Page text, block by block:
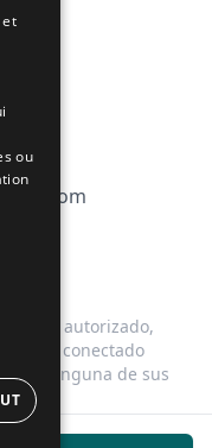
autorizado,
conectado
con ninguna de sus
derechos reservados.
et
ou